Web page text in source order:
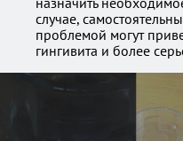
случае,
проблемой могут
гингивита и более